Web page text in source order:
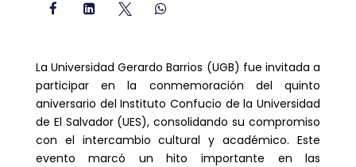
   
La Universidad Gerardo Barrios (UGB) fue invitada a
participar en la conmemoración del quinto
aniversario del Instituto Confucio de la Universidad
de El Salvador (UES), consolidando su compromiso
con el intercambio cultural y académico. Este
evento marcó un hito importante en las